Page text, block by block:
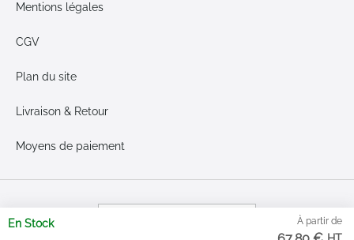
À partir de
En Stock
Mentions légales
CGV
Plan du site
Livraison & Retour
Moyens de paiement